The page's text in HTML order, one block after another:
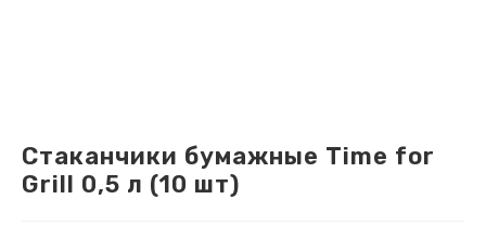
Стаканчики бумажные Time for
Grill 0,5 л (10 шт)